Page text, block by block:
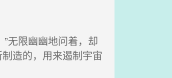
无限幽幽地问着，却
造的，用来遏制宇宙